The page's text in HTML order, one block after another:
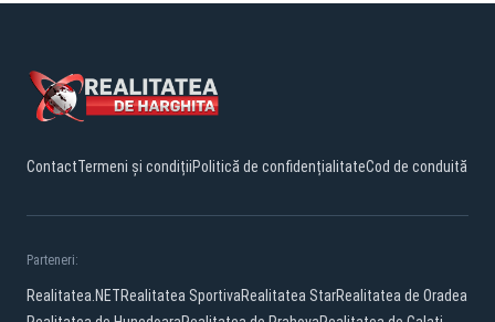
ContactTermeni și condițiiPolitică de confidențialitateCod de conduită
Parteneri:
Realitatea.NETRealitatea SportivaRealitatea StarRealitatea de Oradea